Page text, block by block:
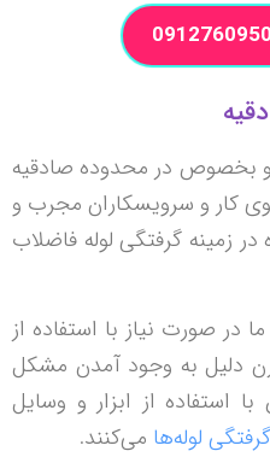
و بخصوص در محدوده صادقیه
کار و سرویسکاران مجرب و
گرفتگی لوله فاضلاب
صورت نیاز با استفاده از
دلیل به وجود آمدن مشکل
از ابزار و وسایل
لوله‌ها می‌کنند.